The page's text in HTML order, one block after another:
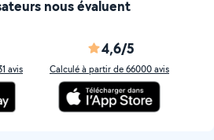
nous évaluent
avis
4,6/5
Calculé à partir de 66000 avis